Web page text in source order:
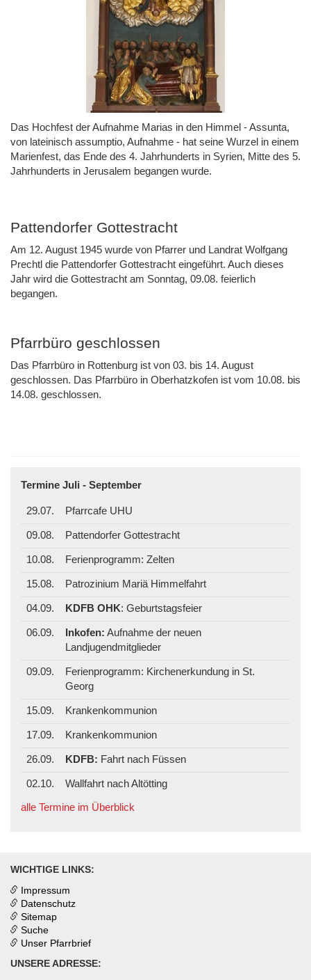
Das Hochfest der Aufnahme Marias in den Himmel - Assunta,
von lateinisch assumptio, Aufnahme - hat seine Wurzel in einem
Marienfest, das Ende des 4. Jahrhunderts in Syrien, Mitte des 5.
Jahrhunderts in Jerusalem begangen wurde.
Pattendorfer Gottestracht
Am 12. August 1945 wurde von Pfarrer und Landrat Wolfgang
Prechtl die Pattendorfer Gottestracht eingeführt. Auch dieses
Jahr wird die Gottestracht am Sonntag, 09.08. feierlich
begangen.
Pfarrbüro geschlossen
Das Pfarrbüro in Rottenburg ist von 03. bis 14. August
geschlossen. Das Pfarrbüro in Oberhatzkofen ist vom 10.08. bis
14.08. geschlossen.
Termine Juli - September
29.07. Pfarrcafe UHU
09.08. Pattendorfer Gottestracht
10.08. Ferienprogramm: Zelten
15.08. Patrozinium Mariä Himmelfahrt
04.09. KDFB OHK: Geburtstagsfeier
06.09. Inkofen: Aufnahme der neuen
Landjugendmitglieder
09.09.
Ferienprogramm: Kirchenerkundung in St.
Georg
15.09. Krankenkommunion
17.09. Krankenkommunion
26.09. KDFB: Fahrt nach Füssen
02.10.
Wallfahrt nach Altötting
alle Termine im Überblick
WICHTIGE LINKS:
Impressum
Datenschutz
Sitemap
Suche
Unser Pfarrbrief
UNSERE ADRESSE: